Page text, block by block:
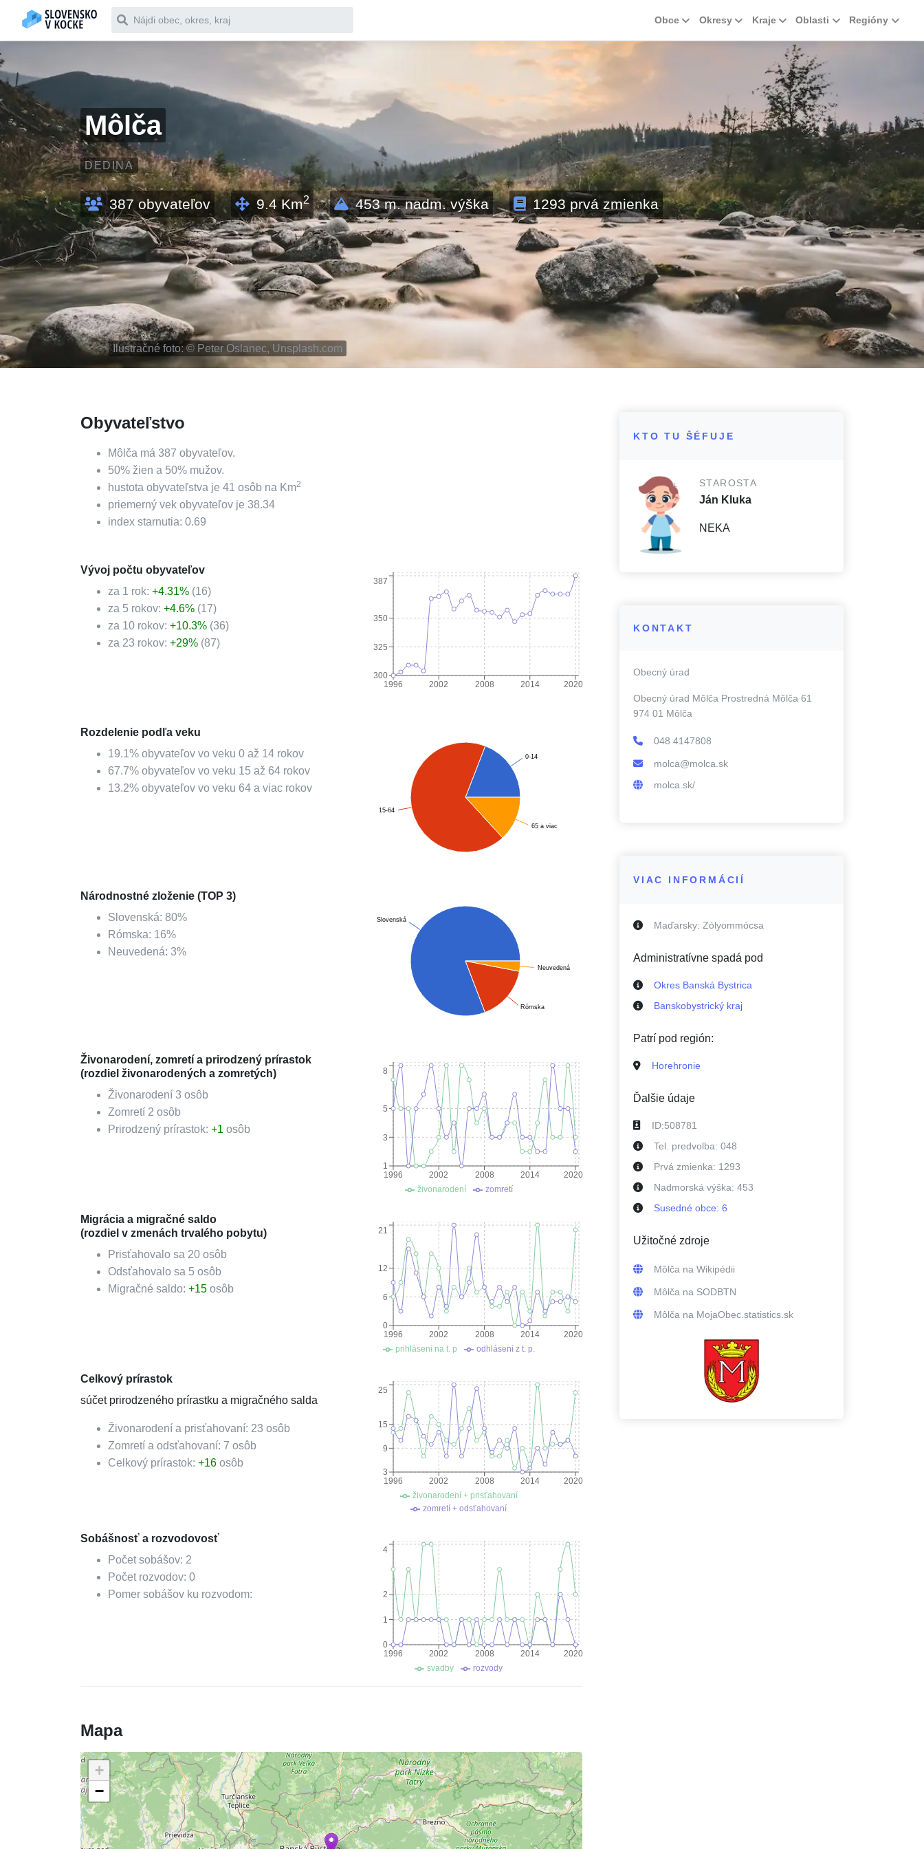
Čo chceš vyhľadať
Obce Okresy Kraje Oblasti Regióny
Môlča
DEDINA
387 obyvateľov 9.4Km2 453m. nadm. výška 1293 prvá zmienka
Ilustračné foto: © Peter Oslanec, Unsplash.com
Obyvateľstvo
Môlča má 387 obyvateľov.
50% žien a 50% mužov.
hustota obyvateľstva je 41 osôb na Km2
priemerný vek obyvateľov je 38.34
index starnutia: 0.69
Vývoj počtu obyvateľov
za 1 rok: +4.31% (16)
za 5 rokov: +4.6% (17)
za 10 rokov: +10.3% (36)
za 23 rokov: +29% (87)
1996 2002 2008 2014 2020
300
325
350
387
Rozdelenie podľa veku
19.1% obyvateľov vo veku 0 až 14 rokov
67.7% obyvateľov vo veku 15 až 64 rokov
13.2% obyvateľov vo veku 64 a viac rokov
0-14
15-64
65 a viac
Národnostné zloženie (TOP 3)
Slovenská: 80%
Rómska: 16%
Neuvedená: 3%
Slovenská
Rómska
Neuvedená
Živonarodení, zomretí a prirodzený prírastok
(rozdiel živonarodených a zomretých)
Živonarodení 3 osôb
Zomretí 2 osôb
Prirodzený prírastok: +1 osôb
1996 2002 2008 2014 2020
1
3
5
8
živonarodení zomretí
Migrácia a migračné saldo
(rozdiel v zmenách trvalého pobytu)
Prisťahovalo sa 20 osôb
Odsťahovalo sa 5 osôb
Migračné saldo: +15 osôb
1996 2002 2008 2014 2020
0
6
12
21
prihlásení na t. p odhlásení z t. p.
Celkový prírastok
súčet prirodzeného prírastku a migračného salda
Živonarodení a prisťahovaní: 23 osôb
Zomretí a odsťahovaní: 7 osôb
Celkový prírastok: +16 osôb
1996 2002 2008 2014 2020
3
9
15
25
živonarodení + prisťahovaní
zomretí + odsťahovaní
Sobášnosť a rozvodovosť
Počet sobášov: 2
Počet rozvodov: 0
Pomer sobášov ku rozvodom:
1996 2002 2008 2014 2020
0
1
2
4
svadby rozvody
Mapa
+
−
KTO TU ŠÉFUJE
STAROSTA
Ján Kluka
NEKA
KONTAKT
Obecný úrad
Obecný úrad Môlča Prostredná Môlča 61
974 01 Môlča
048 4147808
molca@molca.sk
molca.sk/
VIAC INFORMÁCIÍ
Maďarsky: Zólyommócsa
Administratívne spadá pod
Okres Banská Bystrica
Banskobystrický kraj
Patrí pod región:
Horehronie
Ďalšie údaje
ID:508781
Tel. predvolba: 048
Prvá zmienka: 1293
Nadmorská výška: 453
Susedné obce: 6
Užitočné zdroje
Môlča na Wikipédii
Môlča na SODBTN
Môlča na MojaObec.statistics.sk